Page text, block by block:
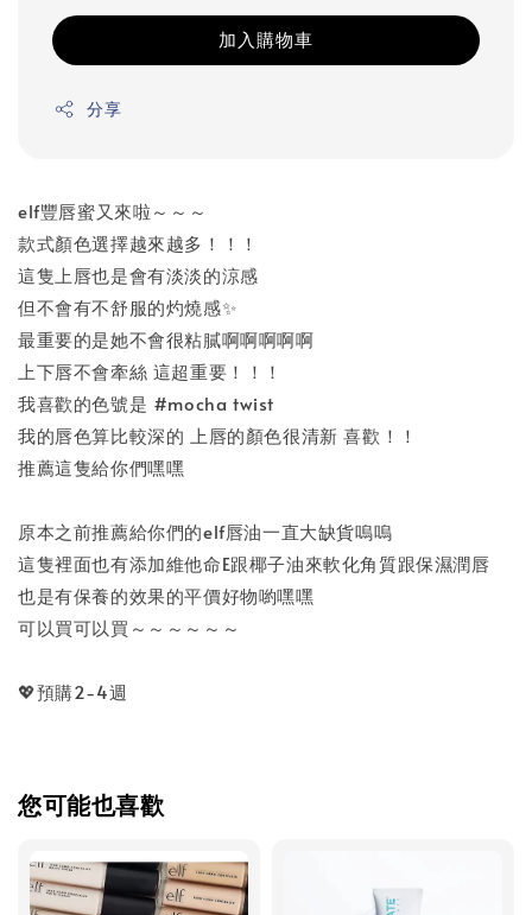
加入購物車
分享
elf豐唇蜜又來啦～～～
款式顏色選擇越來越多！！！
這隻上唇也是會有淡淡的涼感
但不會有不舒服的灼燒感✨
最重要的是她不會很粘膩啊啊啊啊啊
上下唇不會牽絲 這超重要！！！
我喜歡的色號是 #mocha twist
我的唇色算比較深的 上唇的顏色很清新 喜歡！！
推薦這隻給你們嘿嘿
原本之前推薦給你們的elf唇油一直大缺貨嗚嗚
這隻裡面也有添加維他命E跟椰子油來軟化角質跟保濕潤唇
也是有保養的效果的平價好物喲嘿嘿
可以買可以買～～～～～～
💖預購2-4週
您可能也喜歡